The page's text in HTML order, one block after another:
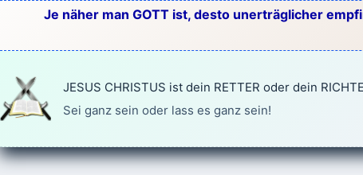
springen
Je näher man GOTT ist, desto unerträglicher
JESUS CHRISTUS ist dein RETTER oder dein
Sei ganz sein oder lass es ganz sein!